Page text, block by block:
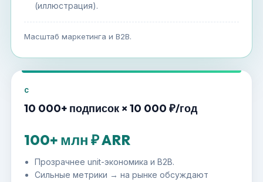
(иллюстрация).
Масштаб маркетинга и B2B.
C
10 000+ подписок × 10 000 ₽/год
100+ млн ₽ ARR
Прозрачнее unit-экономика и B2B.
Сильные метрики → на рынке обсуждают